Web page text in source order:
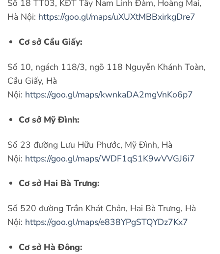
Số 18 TT03, KĐT Tây Nam Linh Đàm, Hoàng Mai,
Hà Nội: https://goo.gl/maps/uXUXtMBBxirkgDre7
Cơ sở Cầu Giấy:
Số 10, ngách 118/3, ngõ 118 Nguyễn Khánh Toàn,
Cầu Giấy, Hà
Nội: https://goo.gl/maps/kwnkaDA2mgVnKo6p7
Cơ sở Mỹ Đình:
Số 23 đường Lưu Hữu Phước, Mỹ Đình, Hà
Nội: https://goo.gl/maps/WDF1qS1K9wVVGJ6i7
Cơ sở Hai Bà Trưng:
Số 520 đường Trần Khát Chân, Hai Bà Trưng, Hà
Nội: https://goo.gl/maps/e838YPgSTQYDz7Kx7
Cơ sở Hà Đông: